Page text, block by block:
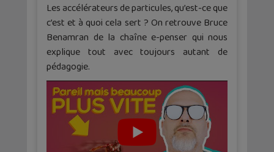
Les accélérateurs de particules, qu’est-ce que
c’est et à quoi cela sert ? On retrouve Bruce
Benamran de la chaîne e-penser qui nous
explique tout avec toujours autant de
pédagogie.